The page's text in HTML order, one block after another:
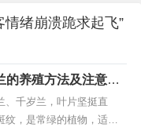
绪崩溃跪求起飞”
的养殖方法及注意事
、千岁兰，叶片坚挺直
纹，是常绿的植物，适合